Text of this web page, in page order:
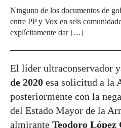
Ninguno de los documentos de
entre PP y Vox en seis
explícitamente dar […]
El líder ultraconservador
de 2020 esa solicitud a la
posteriormente con la
del Estado Mayor de la
almirante Teodoro López